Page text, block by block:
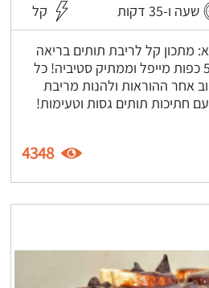
שעה ו-35 דקות קל
מתכון קל לריבת תותים בריאה
מופחתת סוכר עם סה"כ 5 כפות מייפל וממתיק סטיביה! כל
אחר ההוראות ולהנות מריבת
חתיכות תותים גסות וטעימות!
4348